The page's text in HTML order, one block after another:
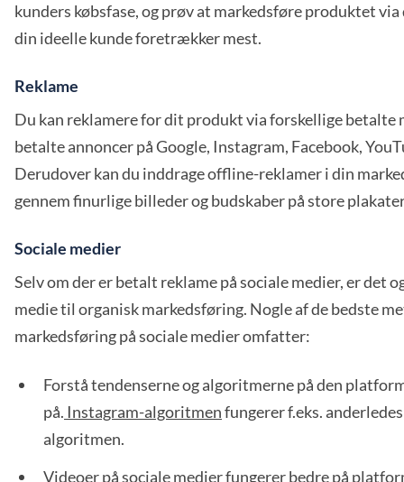
kunders købsfase, og prøv at markedsføre produktet via
din ideelle kunde foretrækker mest.
Reklame
Du kan reklamere for dit produkt via forskellige betalte
betalte annoncer på Google, Instagram, Facebook,
Derudover kan du inddrage offline-reklamer i din
gennem finurlige billeder og budskaber på store
Sociale medier
Selv om der er betalt reklame på sociale medier, er det
medie til organisk markedsføring. Nogle af de bedste
markedsføring på sociale medier omfatter:
Forstå tendenserne og algoritmerne på den
på. Instagram-algoritmenfungerer f.eks.
algoritmen.
Videoer på sociale medierfungerer bedre på